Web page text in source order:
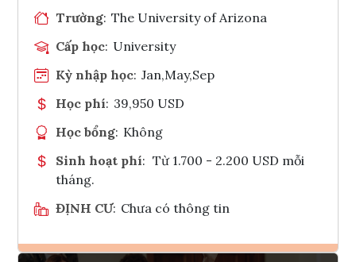
Trường: The University of Arizona
Cấp học: University
Kỳ nhập học: Jan,May,Sep
Học phí: 39,950 USD
Học bổng: Không
Sinh hoạt phí: Từ 1.700 - 2.200 USD mỗi
tháng.
ĐỊNH CƯ: Chưa có thông tin